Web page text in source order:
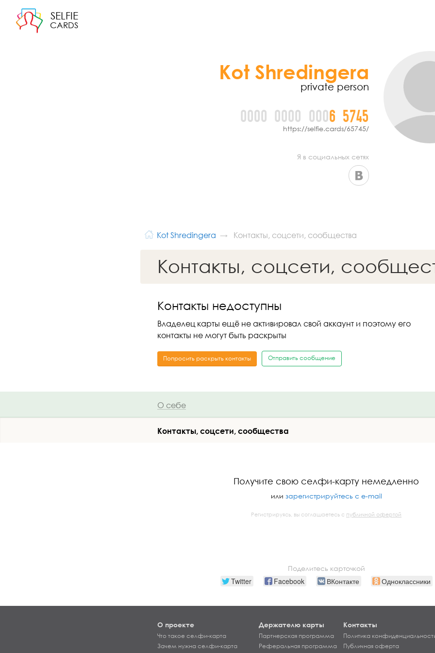
SELFIE
CARDS
Kot Shredingera
private person
0000 0000 0006 5745
https://selfie.cards/65745/
Я в социальных сетях
Kot Shredingera Контакты, соцсети, сообщества
Контакты, соцсети,
Контакты недоступны
Владелец карты ещё не активировал свой аккаунт и поэтому его
контакты не могут быть раскрыты
Попросить раскрыть контакты Отправить сообщение
О себе
Контакты, соцсети, сообщества
Получите свою селфи-карту немедленно
или зарегистрируйтесь с e-mail
Регистрируясь, вы соглашаетесь с публичной офертой
Поделитесь карточкой
Twitter Facebook ВКонтакте Одноклассники
О проекте
Что такое селфи-карта
Зачем нужна селфи-карта
Держателю карты
Партнерская программа
Реферальная программа
Контакты
Политика
Публичная оферта